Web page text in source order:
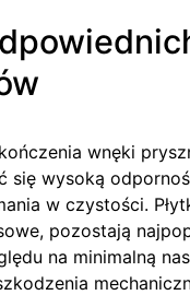
wnęki
się wysoką
w czystości.
pozostają
na minimalną